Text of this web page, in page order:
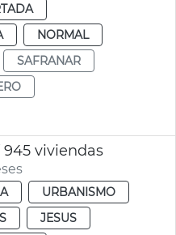
NORMAL
SAFRANAR
945 viviendas
URBANISMO
JESUS